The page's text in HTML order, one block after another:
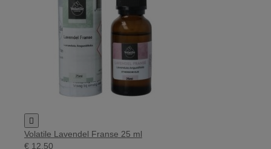

Volatile Lavendel Franse 25 ml
€ 12,50